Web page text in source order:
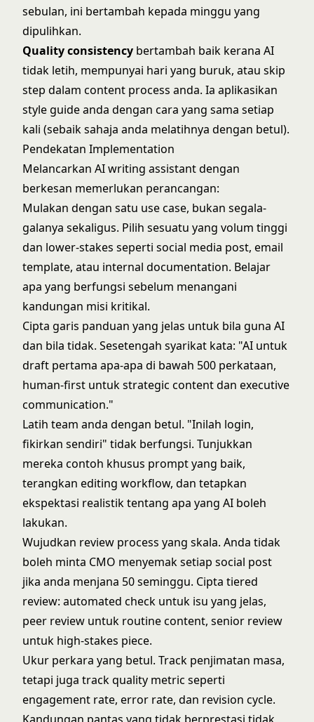
sebulan, ini bertambah kepada minggu yang
dipulihkan.
Quality consistency bertambah baik kerana AI
tidak letih, mempunyai hari yang buruk, atau skip
step dalam content process anda. Ia aplikasikan
style guide anda dengan cara yang sama setiap
kali (sebaik sahaja anda melatihnya dengan betul).
Pendekatan Implementation
Melancarkan AI writing assistant dengan
berkesan memerlukan perancangan:
Mulakan dengan satu use case, bukan segala-
galanya sekaligus. Pilih sesuatu yang volum tinggi
dan lower-stakes seperti social media post, email
template, atau internal documentation. Belajar
apa yang berfungsi sebelum menangani
kandungan misi kritikal.
Cipta garis panduan yang jelas untuk bila guna AI
dan bila tidak. Sesetengah syarikat kata: "AI untuk
draft pertama apa-apa di bawah 500 perkataan,
human-first untuk strategic content dan executive
communication."
Latih team anda dengan betul. "Inilah login,
fikirkan sendiri" tidak berfungsi. Tunjukkan
mereka contoh khusus prompt yang baik,
terangkan editing workflow, dan tetapkan
ekspektasi realistik tentang apa yang AI boleh
lakukan.
Wujudkan review process yang skala. Anda tidak
boleh minta CMO menyemak setiap social post
jika anda menjana 50 seminggu. Cipta tiered
review: automated check untuk isu yang jelas,
peer review untuk routine content, senior review
untuk high-stakes piece.
Ukur perkara yang betul. Track penjimatan masa,
tetapi juga track quality metric seperti
engagement rate, error rate, dan revision cycle.